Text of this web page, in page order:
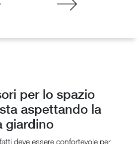
per lo spazio
aspettando la
giardino
deve essere confortevole per